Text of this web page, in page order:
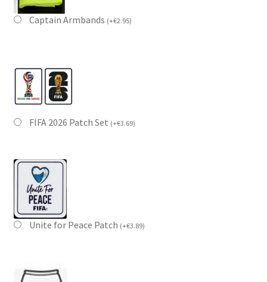
Captain Armbands (+€2.95)
FIFA 2026 Patch Set (+€3.69)
Unite for Peace Patch (+€3.89)